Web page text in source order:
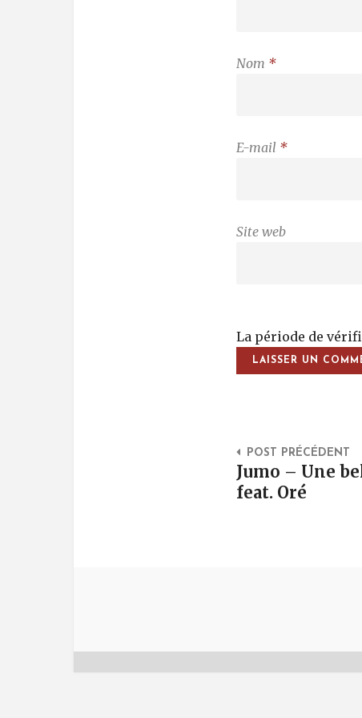
Nom *
E-mail *
Site web
La période de
Post
POST PRÉCÉDENT
Jumo – Une
feat. Oré